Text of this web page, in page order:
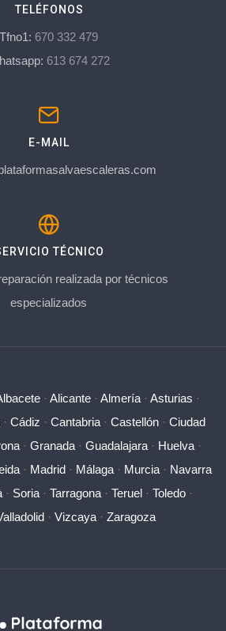
TELÉFONOS
Tfno1: 670 332 479
613 674 272
E-MAIL
TÉCNICO
realizada por técnicos
especializados
· Alicante · Almería · Asturias ·
· Cádiz · Cantabria· Castellón· Ciudad
· Granada · Guadalajara · Huelva ·
· Madrid· Málaga· Murcia· Navarra
· Soria· Tarragona· Teruel· Toledo·
· Vizcaya · Zaragoza